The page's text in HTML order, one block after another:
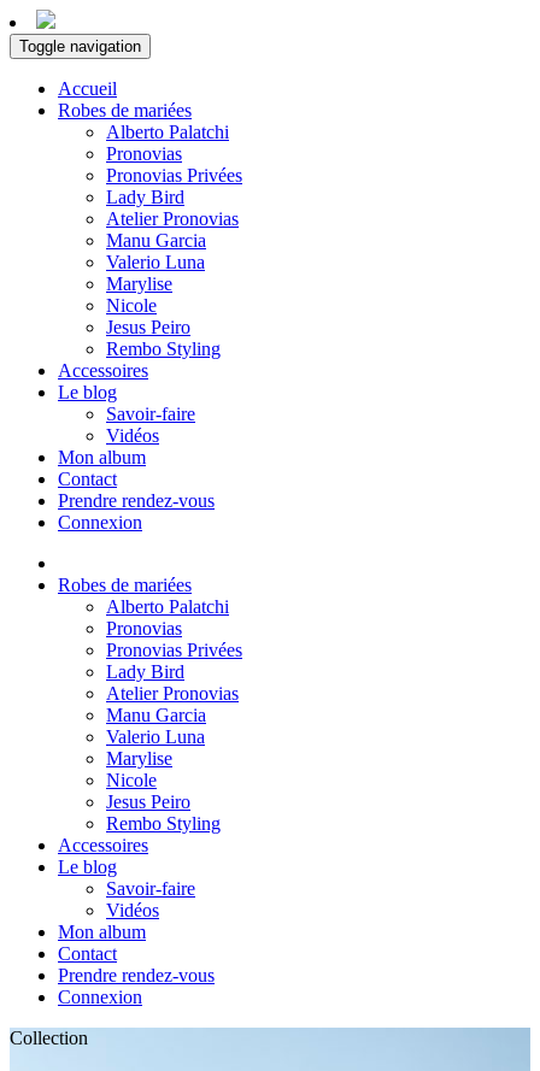
Toggle navigation
Accueil
Robes de mariées
Alberto Palatchi
Pronovias
Pronovias Privées
Lady Bird
Atelier Pronovias
Manu Garcia
Valerio Luna
Marylise
Nicole
Jesus Peiro
Rembo Styling
Accessoires
Le blog
Savoir-faire
Vidéos
Mon album
Contact
Prendre rendez-vous
Connexion
Robes de mariées
Alberto Palatchi
Pronovias
Pronovias Privées
Lady Bird
Atelier Pronovias
Manu Garcia
Valerio Luna
Marylise
Nicole
Jesus Peiro
Rembo Styling
Accessoires
Le blog
Savoir-faire
Vidéos
Mon album
Contact
Prendre rendez-vous
Connexion
Collection